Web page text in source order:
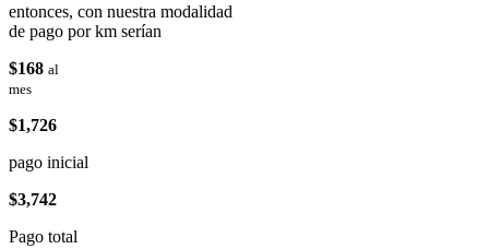
entonces, con nuestra modalidad
de pago por km serían
$168 al
mes
$1,726
pago inicial
$3,742
Pago total